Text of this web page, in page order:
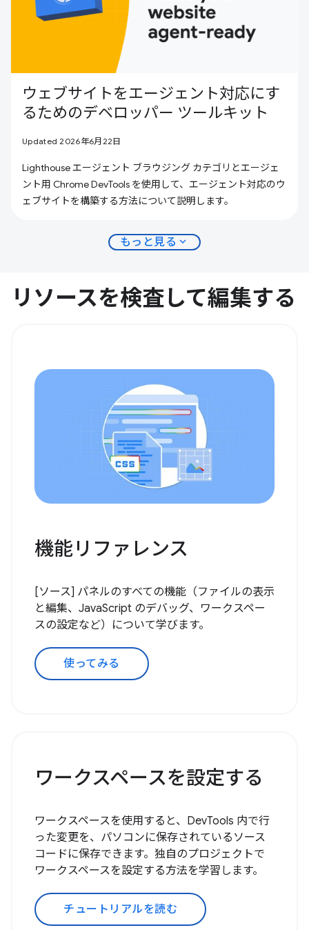
ウェブサイトをエージェント対応にす
るためのデベロッパー ツールキット
Updated 2026年6月22日
Lighthouse エージェント ブラウジング カテゴリとエージェ
ント用 Chrome DevTools を使用して、エージェント対応のウ
ェブサイトを構築する方法について説明します。
もっと見る expand_more
リソースを検査して編集する
機能リファレンス
[ソース] パネルのすべての機能（ファイルの表示
と編集、JavaScript のデバッグ、ワークスペー
スの設定など）について学びます。
使ってみる
ワークスペースを設定する
ワークスペースを使用すると、DevTools 内で行
った変更を、パソコンに保存されているソース
コードに保存できます。独自のプロジェクトで
ワークスペースを設定する方法を学習します。
チュートリアルを読む